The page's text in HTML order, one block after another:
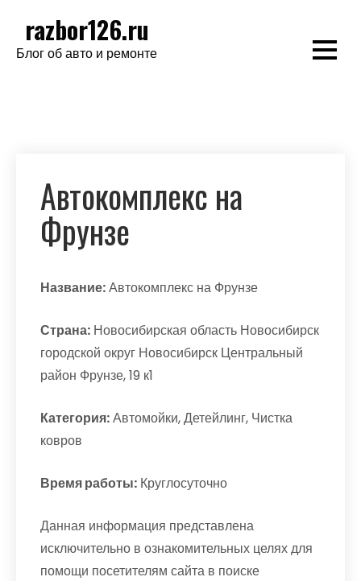
содержимому
razbor126.ru
Блог об авто и ремонте
Автокомплекс на
Фрунзе
Название:Автокомплекс на Фрунзе
Страна: Новосибирская область Новосибирск
городской округ Новосибирск Центральный
район Фрунзе, 19 к1
Категория:Автомойки, Детейлинг, Чистка
ковров
Время работы: Круглосуточно
Данная информация представлена
исключительно в ознакомительных целях для
помощи посетителям сайта в поиске